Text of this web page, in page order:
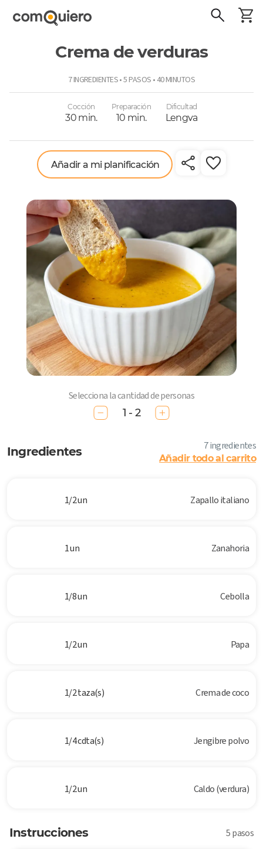
Crema de verduras
7 INGREDIENTES • 5 PASOS • 40 MINUTOS
Cocción
30 min.
Preparación
10 min.
Dificultad
Lengva
Añadir a mi planificación
Selecciona la cantidad de personas
1 - 2
Ingredientes 7 ingredientes
Añadir todo al carrito
1/2 un Zapallo italiano
1 un Zanahoria
1/8 un Cebolla
1/2 un Papa
1/2 taza(s) Crema de coco
1/4 cdta(s) Jengibre polvo
1/2 un Caldo (verdura)
Instrucciones 5 pasos